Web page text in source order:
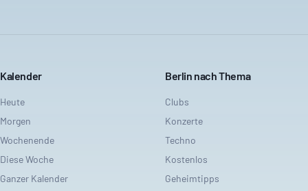
Kalender
Heute
Morgen
Wochenende
Diese Woche
Ganzer Kalender
Berlin nach Thema
Clubs
Konzerte
Techno
Kostenlos
Geheimtipps